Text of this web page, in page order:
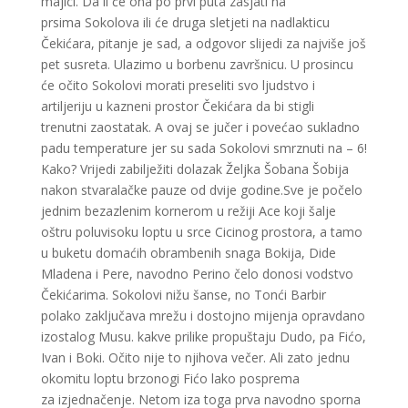
prsima Sokolova ili će druga sletjeti na nadlakticu
Čekićara, pitanje je sad, a odgovor slijedi za najviše još
pet susreta. Ulazimo u borbenu završnicu. U prosincu
će očito Sokolovi morati preseliti svo ljudstvo i
artiljeriju u kazneni prostor Čekićara da bi stigli
trenutni zaostatak. A ovaj se jučer i povećao sukladno
padu temperature jer su sada Sokolovi smrznuti na – 6!
Kako? Vrijedi zabilježiti dolazak Željka Šobana Šobija
nakon stvaralačke pauze od dvije godine.Sve je počelo
jednim bezazlenim kornerom u režiji Ace koji šalje
oštru poluvisoku loptu u srce Cicinog prostora, a tamo
u buketu domaćih obrambenih snaga Bokija, Dide
Mladena i Pere, navodno Perino čelo donosi vodstvo
Čekićarima. Sokolovi nižu šanse, no Tonći Barbir
polako zaključava mrežu i dostojno mijenja opravdano
izostalog Musu. kakve prilike propuštaju Dudo, pa Fićo,
Ivan i Boki. Očito nije to njihova večer. Ali zato jednu
okomitu loptu brzonogi Fićo lako posprema
za izjednačenje. Netom iza toga prva navodno sporna